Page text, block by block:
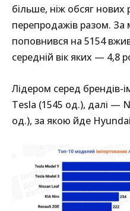
більше, ніж обсяг нових
перепродажів разом. За
поповнився на 5154
середній вік яких — 4,8
Лідером серед брендів-
Tesla (1545 од.), далі —
од.), за якою йде